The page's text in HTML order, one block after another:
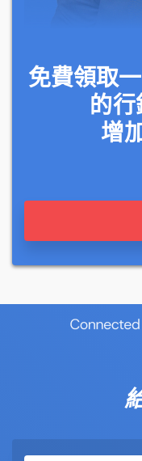
免費領取
的行
增